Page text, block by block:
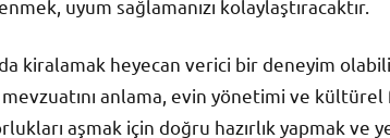
uyum sağlamanızı kolaylaştıracaktır.
kiralamak heyecan verici bir deneyim
anlama, evin yönetimi ve
aşmak için doğru hazırlık yapmak ve